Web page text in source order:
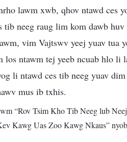
lawm xwb, qhov ntawd ces
tib neeg raug lim kom dawb
vim Vajtswv yeej yuav tua
los ntawm tej yeeb ncuab hlo li
li ntawd ces tib neeg yuav
mus ib txhis.
“Rov Tsim Kho Tib Neeg lub
Kawg Uas Zoo Kawg Nkaus”